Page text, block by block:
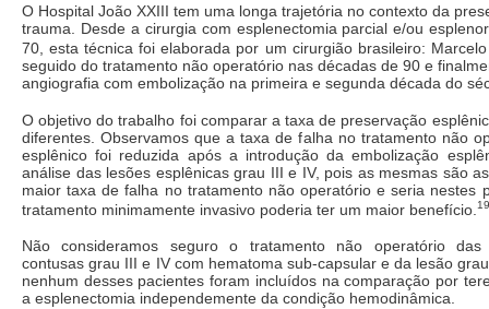
O Hospital João XXIII tem uma longa trajetória no contexto da
trauma. Desde a cirurgia com esplenectomia parcial e/ou
70, esta técnica foi elaborada por um cirurgião brasileiro:
seguido do tratamento não operatório nas décadas de 90 e
angiografia com embolização na primeira e segunda década do
O objetivo do trabalho foi comparar a taxa de preservação
diferentes. Observamos que a taxa de falha no tratamento não
esplênico foi reduzida após a introdução da embolização
análise das lesões esplênicas grau III e IV, pois as mesmas são
maior taxa de falha no tratamento não operatório e seria nestes
tratamento minimamente invasivo poderia ter um maior benefício. 19
Não consideramos seguro o tratamento não operatório das
contusas grau III e IV com hematoma sub-capsular e da lesão
nenhum desses pacientes foram incluídos na comparação por
a esplenectomia independemente da condição hemodinâmica.